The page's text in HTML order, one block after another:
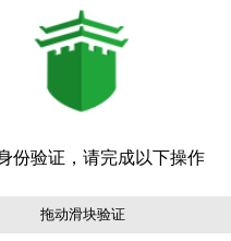
拖动滑块验证